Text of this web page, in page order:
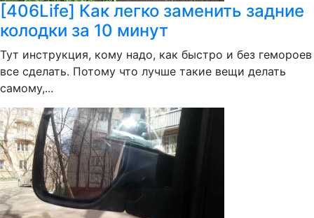
[406Life] Как легко заменить задние
колодки за 10 минут
Тут инструкция, кому надо, как быстро и без гемороев
все сделать. Потому что лучше такие вещи делать
самому,...